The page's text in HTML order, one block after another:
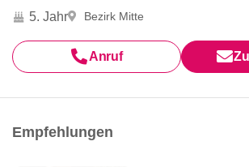
5. Jahr Bezirk Mitte
Anruf
Empfehlungen